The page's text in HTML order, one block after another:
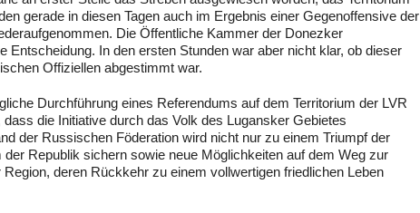
gerade in diesen Tagen auch im Ergebnis einer Gegenoffensive der
Die Öffentliche Kammer der Donezker
Entscheidung. In den ersten Stunden war aber nicht klar, ob dieser
Offiziellen abgestimmt war.
Durchführung eines Referendums auf dem Territorium der LVR
die Initiative durch das Volk des Lugansker Gebietes
der Russischen Föderation wird nicht nur zu einem Triumpf der
Republik sichern sowie neue Möglichkeiten auf dem Weg zur
deren Rückkehr zu einem vollwertigen friedlichen Leben